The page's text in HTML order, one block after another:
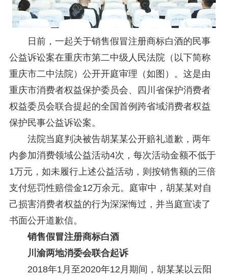
第二十届西部法治论坛暨法治宁夏论坛拟获奖论文公示 2025-09-07
征稿启事 2025-08-28
2025-07-20
中国法学会2025年度部级法学研究课题立项公示公告 2025-07-08
关于开展“2025年青年普法志愿者法治文化基层行”活动的通知 2025-04-22
会议预告 | 中国法学会法学期刊研究会2025年年会将在重庆召开 2025-03-12
日前，一起关于销售假冒注册商标白酒的民事
公益诉讼案在重庆市第二中级人民法院（以下简称
重庆市二中法院）公开开庭审理（如图）。这是由
重庆市消费者权益保护委员会、四川省保护消费者
权益委员会联合提起的全国首例跨省域消费者权益
保护民事公益诉讼案。
法院当庭判决被告胡某某公开赔礼道歉，两年
内参加消费领域公益活动4次，每次活动金额不低于
1万元，如未履行上述公益活动，则按销售额的三倍
支付惩罚性赔偿金12万余元。庭审中，胡某某对自
己损害消费者权益的行为深深悔过，并当庭宣读了
书面公开道歉信。
销售假冒注册商标白酒
川渝两地消委会联合起诉
2018年1月至2020年12月期间，胡某某以云阳